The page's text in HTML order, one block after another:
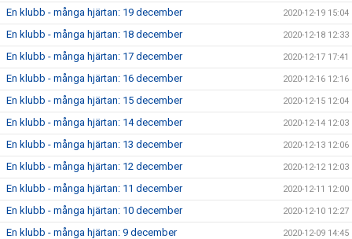
En klubb - många hjärtan: 19 december 2020-12-19 15:04
En klubb - många hjärtan: 18 december 2020-12-18 12:33
En klubb - många hjärtan: 17 december 2020-12-17 17:41
En klubb - många hjärtan: 16 december 2020-12-16 12:16
En klubb - många hjärtan: 15 december 2020-12-15 12:04
En klubb - många hjärtan: 14 december 2020-12-14 12:03
En klubb - många hjärtan: 13 december 2020-12-13 12:06
En klubb - många hjärtan: 12 december 2020-12-12 12:03
En klubb - många hjärtan: 11 december 2020-12-11 12:00
En klubb - många hjärtan: 10 december 2020-12-10 12:27
En klubb - många hjärtan: 9 december 2020-12-09 14:45